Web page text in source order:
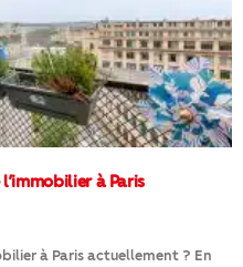
à Paris
à Paris actuellement ? En